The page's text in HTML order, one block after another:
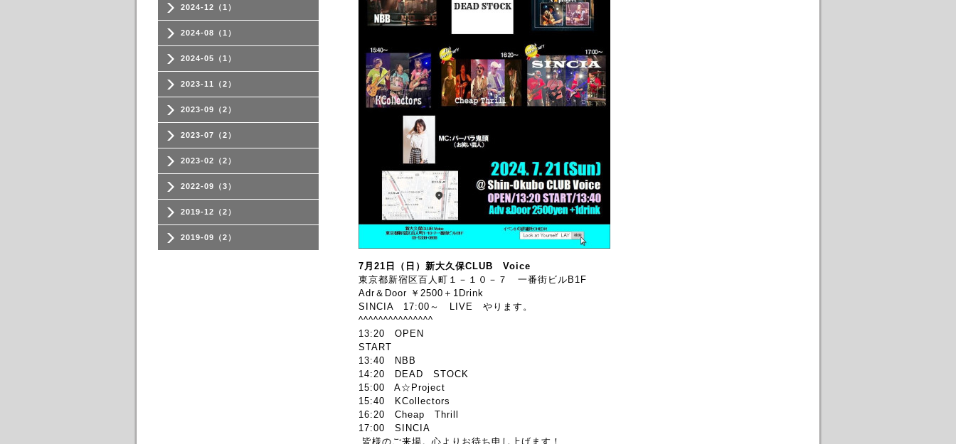
2024-12（1）
2024-08（1）
2024-05（1）
2023-11（2）
2023-09（2）
2023-07（2）
2023-02（2）
2022-09（3）
2019-12（2）
2019-09（2）
7月21日（日）新大久保CLUB Voice
東京都新宿区百人町１－１０－７ 一番街ビルB1F
Adr＆Door ￥2500＋1Drink
SINCIA 17:00～ LIVE やります。
^^^^^^^^^^^^^^^
13:20 OPEN
START
13:40 NBB
14:20 DEAD STOCK
15:00 A☆Project
15:40 KCollectors
16:20 Cheap Thrill
17:00 SINCIA
皆様のご来場。心よりお待ち申し上げます！